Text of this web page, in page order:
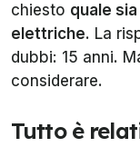
chiesto quale
elettriche. La
dubbi: 15 anni.
considerare.
Tutto è